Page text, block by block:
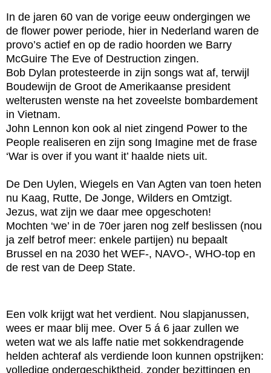
In de jaren 60 van de vorige eeuw ondergingen we
de flower power periode, hier in Nederland waren de
provo’s actief en op de radio hoorden we Barry
McGuire The Eve of Destruction zingen.
Bob Dylan protesteerde in zijn songs wat af, terwijl
Boudewijn de Groot de Amerikaanse president
welterusten wenste na het zoveelste bombardement
in Vietnam.
John Lennon kon ook al niet zingend Power to the
People realiseren en zijn song Imagine met de frase
‘War is over if you want it’ haalde niets uit.
De Den Uylen, Wiegels en Van Agten van toen heten
nu Kaag, Rutte, De Jonge, Wilders en Omtzigt.
Jezus, wat zijn we daar mee opgeschoten!
Mochten ‘we’ in de 70er jaren nog zelf beslissen (nou
ja zelf betrof meer: enkele partijen) nu bepaalt
Brussel en na 2030 het WEF-, NAVO-, WHO-top en
de rest van de Deep State.
Een volk krijgt wat het verdient. Nou slapjanussen,
wees er maar blij mee. Over 5 á 6 jaar zullen we
weten wat we als laffe natie met sokkendragende
helden achteraf als verdiende loon kunnen opstrijken:
volledige ondergeschiktheid, zonder bezittingen en